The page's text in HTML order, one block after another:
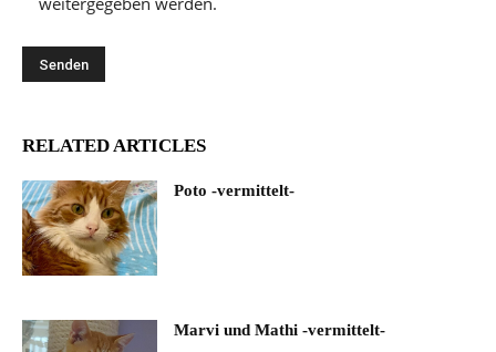
RELATED ARTICLES
Poto -vermittelt-
Marvi und Mathi -vermittelt-